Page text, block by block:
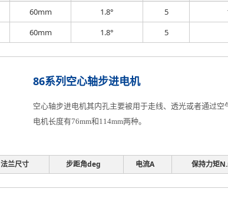
60mm 1.8° 5
60mm 1.8° 5
86系列空心轴步进电机
空心轴步进电机其内孔主要被用于走线、透光或者通过
电机长度有76mm和114mm两种。
法兰尺寸 步距角deg 电流A 保持力矩